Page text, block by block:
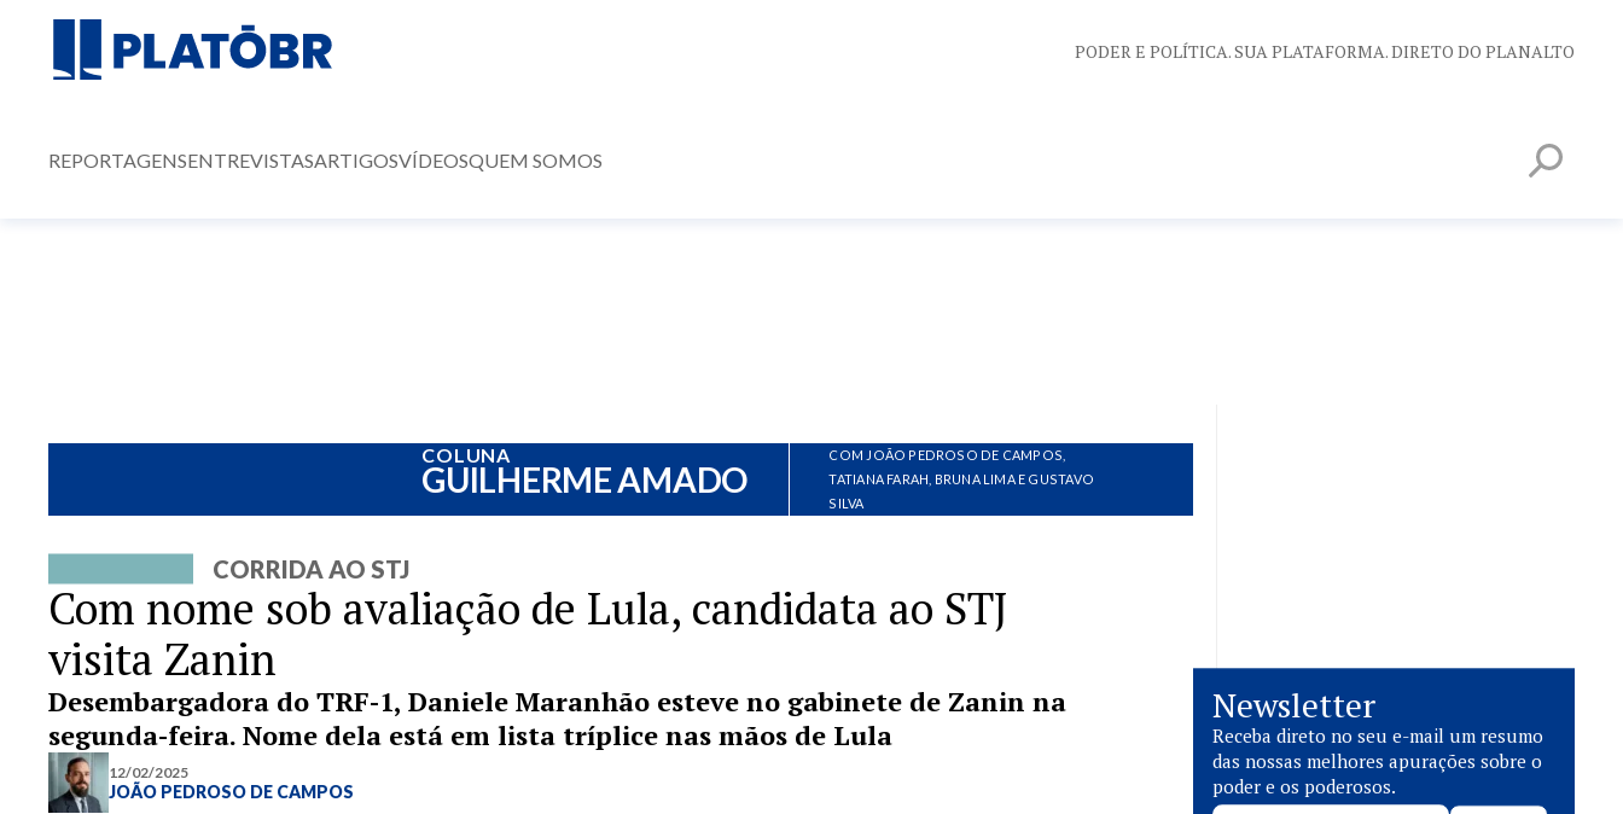
PODER E POLÍTICA. SUA PLATAFORMA. DIRETO DO PLANALTO
REPORTAGENSENTREVISTASARTIGOSVÍDEOSQUEM SOMOS
COLUNA
GUILHERME AMADO
COM JOÃO PEDROSO DE CAMPOS,
TATIANA FARAH, BRUNA LIMA E GUSTAVO
SILVA
CORRIDA AO STJ
Com nome sob avaliação de Lula, candidata ao STJ
visita Zanin
Desembargadora do TRF-1, Daniele Maranhão esteve no gabinete de Zanin na
segunda-feira. Nome dela está em lista tríplice nas mãos de Lula
12/02/2025
JOÃO PEDROSO DE CAMPOS
Newsletter
Receba direto no seu e-mail um resumo
das nossas melhores apurações sobre o
poder e os poderosos.